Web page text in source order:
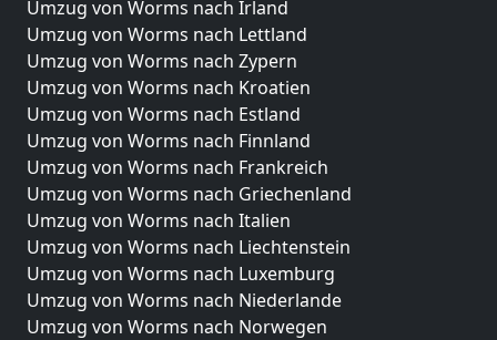
Umzug von Worms nach Irland
Umzug von Worms nach Lettland
Umzug von Worms nach Zypern
Umzug von Worms nach Kroatien
Umzug von Worms nach Estland
Umzug von Worms nach Finnland
Umzug von Worms nach Frankreich
Umzug von Worms nach Griechenland
Umzug von Worms nach Italien
Umzug von Worms nach Liechtenstein
Umzug von Worms nach Luxemburg
Umzug von Worms nach Niederlande
Umzug von Worms nach Norwegen